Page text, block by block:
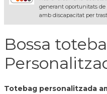
generant oportunitats de
amb discapacitat per
Bossa
Totebag personalitzada